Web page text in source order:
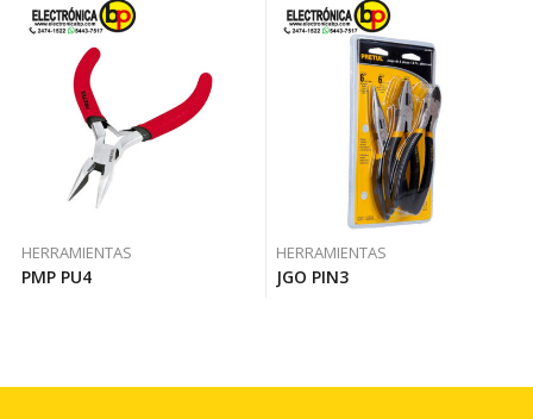
HERRAMIENTAS
PMP PU4
HERRAMIENTAS
JGO PIN3